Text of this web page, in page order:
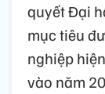
quyết Đại
mục tiêu
nghiệp
vào năm